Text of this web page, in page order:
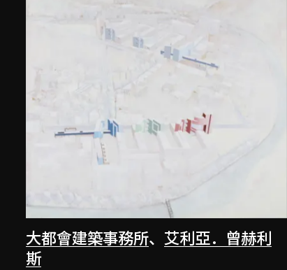
大都會建築事務所、艾利亞．曾赫利
斯